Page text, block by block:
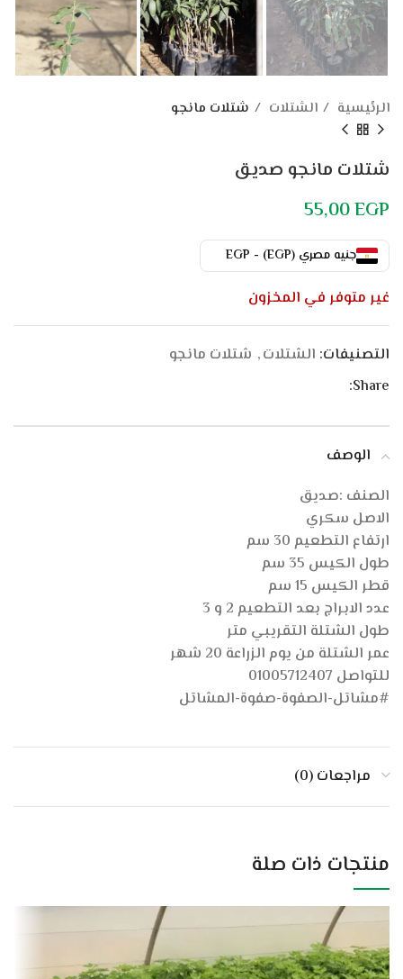
الرئيسية الشتلات شتلات مانجو
شتلات مانجو صديق
55,00EGP
جنيه مصري (EGP) - EGP
غير متوفر في المخزون
التصنيفات: الشتلات, شتلات مانجو
Share:
الوصف
الصنف :صديق
الاصل سكري
ارتفاع التطعيم 30 سم
طول الكيس 35 سم
قطر الكيس 15 سم
عدد الابراج بعد التطعيم 2 و 3
طول الشتلة التقريبي متر
عمر الشتلة من يوم الزراعة 20 شهر
للتواصل 01005712407
#مشاتل-الصفوة-صفوة-المشاتل
مراجعات (0)
منتجات ذات صلة